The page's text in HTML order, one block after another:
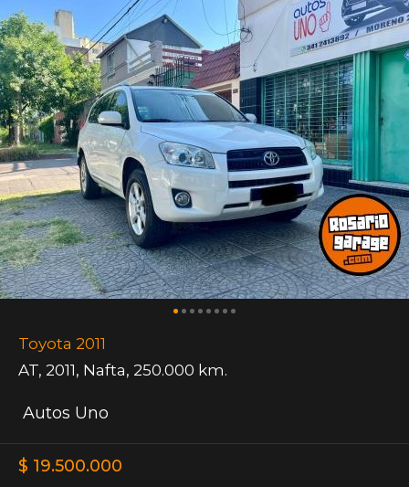
Toyota 2011
AT, 2011, Nafta, 250.000 km.
Autos Uno
$ 19.500.000